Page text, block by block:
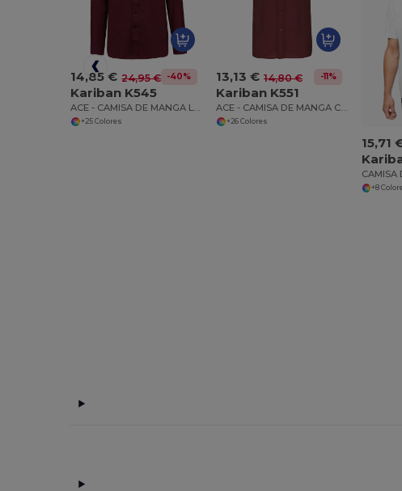
14,85 € 24,95 € -40%
Kariban K545
+25 Colores
13,13 € 14,80 € -11%
Kariban K551
+26 Colores
15,71
CAMISA
+8